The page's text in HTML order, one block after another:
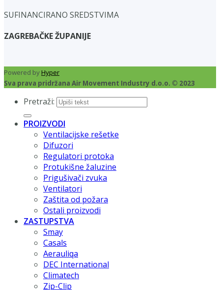
SUFINANCIRANO SREDSTVIMA
ZAGREBAČKE ŽUPANIJE
Powered byHyper
Sva prava pridržana Air Movement Industry d.o.o. © 2023
Pretraži:
PROIZVODI
Ventilacijske rešetke
Difuzori
Regulatori protoka
Protukišne žaluzine
Prigušivači zvuka
Ventilatori
Zaštita od požara
Ostali proizvodi
ZASTUPSTVA
Smay
Casals
Aerauliqa
DEC International
Climatech
Zip-Clip